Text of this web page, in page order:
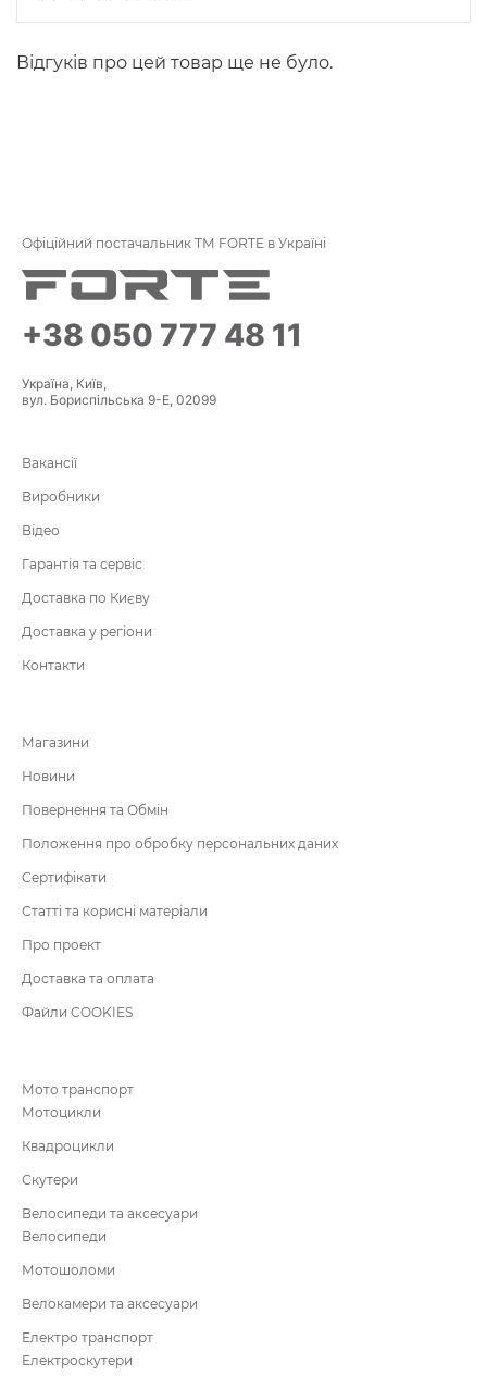
Відгуків про цей товар ще не було.
Офіційний постачальник ТМ FORTE в Україні
+38 050 777 48 11
Україна, Київ,
вул. Бориспільська 9-Е, 02099
Вакансії
Виробники
Відео
Гарантія та сервіс
Доставка по Києву
Доставка у регіони
Контакти
Магазини
Новини
Повернення та Обмін
Положення про обробку персональних даних
Сертифікати
Статті та корисні матеріали
Про проект
Доставка та оплата
Файли COOKIES
Мото транспорт
Мотоцикли
Квадроцикли
Скутери
Велосипеди та аксесуари
Велосипеди
Мотошоломи
Велокамери та аксесуари
Електро транспорт
Електроскутери